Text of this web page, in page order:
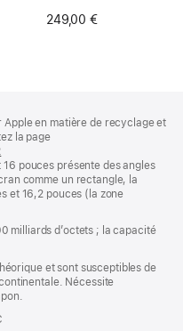
249,00 €
en matière de recyclage et
la page
dans
une
nouvelle
16 pouces présente des angles
comme un rectangle, la
et 16,2 pouces (la zone
milliards d’octets ; la capacité
et sont susceptibles de
Nécessite